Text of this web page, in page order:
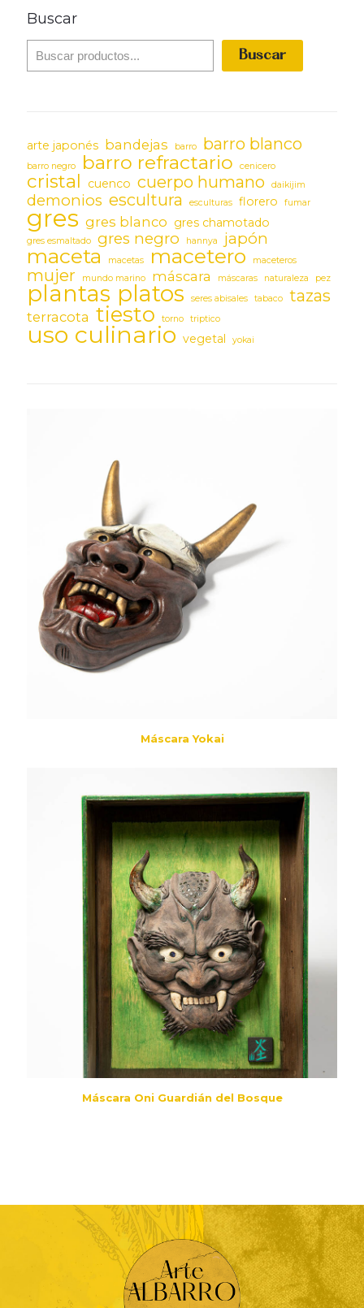
Buscar
Buscar
arte japonés bandejas barro barro blanco
barro negro barro refractario cenicero
cristal cuenco cuerpo humano daikijim
demonios escultura esculturas florero fumar
gres gres blanco gres chamotado
gres esmaltado gres negro hannya japón
maceta macetas macetero maceteros
mujer mundo marino máscara máscaras naturaleza pez
plantas platos seres abisales tabaco tazas
terracota tiesto torno triptico
uso culinario vegetal yokai
Máscara Yokai
Máscara Oni Guardián del Bosque